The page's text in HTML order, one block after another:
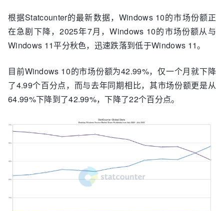
根据Statcounter的最新数据，Windows 10的市场份额正
在急剧下降，2025年7月，Windows 10的市场份额从与
Windows 11平分秋色，迅速跌落到低于Windows 11。
目前Windows 10的市场份额为42.99%，仅一个月就下降
了4.99个百分点，而与去年同期相比，其市场份额更是从
64.99%下降到了42.99%，下降了22个百分点。